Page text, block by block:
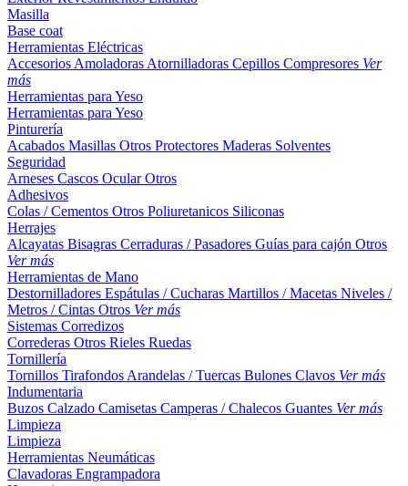
Masilla
Base coat
Herramientas Eléctricas
Accesorios Amoladoras Atornilladoras Cepillos Compresores Ver
más
Herramientas para Yeso
Herramientas para Yeso
Pinturería
Acabados Masillas Otros Protectores Maderas Solventes
Seguridad
Arneses Cascos OcularOtros
Adhesivos
Colas / Cementos Otros Poliuretanicos Siliconas
Herrajes
Alcayatas Bisagras Cerraduras / Pasadores Guías para cajón Otros
Ver más
Herramientas de Mano
Destornilladores Espátulas / Cucharas Martillos / Macetas Niveles /
Metros / Cintas Otros Ver más
Sistemas Corredizos
Correderas Otros Rieles Ruedas
Tornillería
Tornillos Tirafondos Arandelas / Tuercas Bulones Clavos Ver más
Indumentaria
Buzos Calzado Camisetas Camperas / Chalecos Guantes Ver más
Limpieza
Limpieza
Herramientas Neumáticas
Clavadoras Engrampadora